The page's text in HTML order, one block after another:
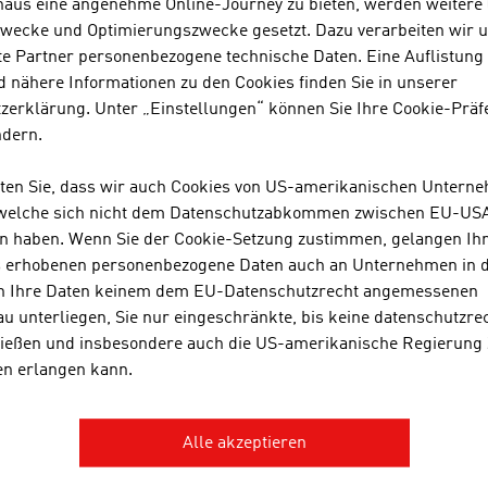
in Zukunft Gebäude baut, wird das unter
tun, die sich erheblich von den heutigen
Errichtung und den Betrieb der Gebäude wesentlich
eröffnen hier Möglichkeiten, um diesen
wird ein Großteil der Menschheit in sogenannten
Energie, Abfall- und Wassermanagement,
stellt.
und die Arbeitswelt haben sich durch die
stark verändert. Die Verwendung von spezieller
Die Technologie „Building Information
im Bauwesen ein wesentlicher Bestandteil,
wird in Zukunft die Wertschöpfungskette im Baubereich
Veränderungen der Abläufe im Bauprozess
eine angenehme Online-Journey zu bieten, werden weitere
und Optimierungszwecke gesetzt. Dazu verarbeiten wir
Partner personenbezogene technische Daten. Eine Auflistung
nähere Informationen zu den Cookies finden Sie in unserer
Unter „Einstellungen“ können Sie Ihre Cookie-
Sie, dass wir auch Cookies von US-amerikanischen
sich nicht dem Datenschutzabkommen zwischen EU-
haben. Wenn Sie der Cookie-Setzung zustimmen, gelangen
erhobenen personenbezogene Daten auch an Unternehmen in
Ihre Daten keinem dem EU-Datenschutzrecht angemessenen
unterliegen, Sie nur eingeschränkte, bis keine
und insbesondere auch die US-amerikanische Regierung
erlangen kann.
Alle akzeptieren